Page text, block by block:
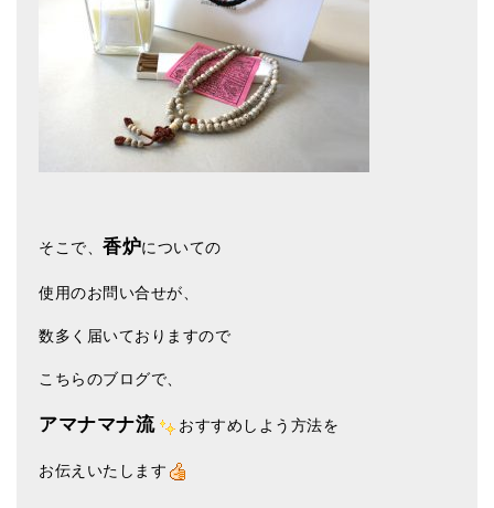
アマナマナのティンシャ
プレミアム・ティンシャ（L・M）
ベーシック・ティンシャ（4種）
ティンシャケース
お香定期購入（ラクとくサブスク）
チベット高僧のオラクルカード
ベル＆ドルジェ
シンギングボウル入門本・CD
アウトレット
オリジナルグッズ
そこで、 香炉についての
使用のお問い合せが、
数多く届いておりますので
こちらのブログで、
アマナマナ流 おすすめしよう方法を
お伝えいたします